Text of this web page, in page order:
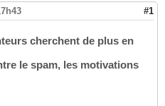
#1
cherchent de plus en
le spam, les motivations